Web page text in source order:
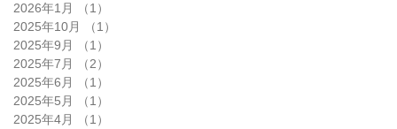
2026年1月
（1）
2025年10月
（1）
2025年9月
（1）
2025年7月
（2）
2025年6月
（1）
2025年5月
（1）
2025年4月
（1）